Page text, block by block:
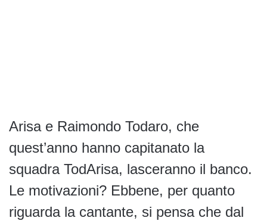
Arisa e Raimondo Todaro, che
quest’anno hanno capitanato la
squadra TodArisa, lasceranno il banco.
Le motivazioni? Ebbene, per quanto
riguarda la cantante, si pensa che dal